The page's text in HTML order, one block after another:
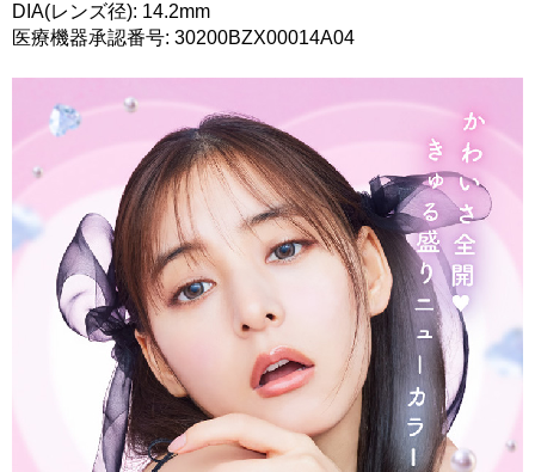
DIA(レンズ径): 14.2mm
医療機器承認番号: 30200BZX00014A04